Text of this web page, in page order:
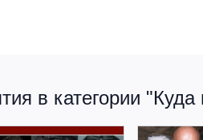
в категории "Куда